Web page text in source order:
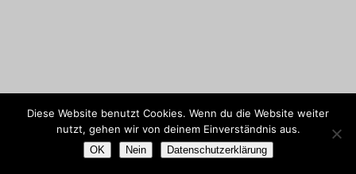
Diese Website benutzt Cookies. Wenn du die Website weiter
nutzt, gehen wir von deinem Einverständnis aus.
OK Nein Datenschutzerklärung